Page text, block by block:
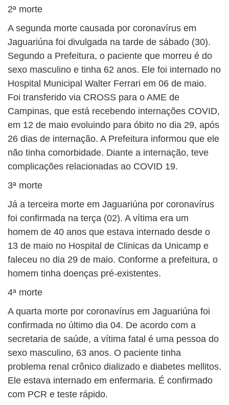
2ª morte
A segunda morte causada por coronavírus em
Jaguariúna foi divulgada na tarde de sábado (30).
Segundo a Prefeitura, o paciente que morreu é do
sexo masculino e tinha 62 anos. Ele foi internado no
Hospital Municipal Walter Ferrari em 06 de maio.
Foi transferido via CROSS para o AME de
Campinas, que está recebendo internações COVID,
em 12 de maio evoluindo para óbito no dia 29, após
26 dias de internação. A Prefeitura informou que ele
não tinha comorbidade. Diante a internação, teve
complicações relacionadas ao COVID 19.
3ª morte
Já a terceira morte em Jaguariúna por coronavírus
foi confirmada na terça (02). A vítima era um
homem de 40 anos que estava internado desde o
13 de maio no Hospital de Clinicas da Unicamp e
faleceu no dia 29 de maio. Conforme a prefeitura, o
homem tinha doenças pré-existentes.
4ª morte
A quarta morte por coronavírus em Jaguariúna foi
confirmada no último dia 04. De acordo com a
secretaria de saúde, a vítima fatal é uma pessoa do
sexo masculino, 63 anos. O paciente tinha
problema renal crônico dializado e diabetes mellitos.
Ele estava internado em enfermaria. É confirmado
com PCR e teste rápido.